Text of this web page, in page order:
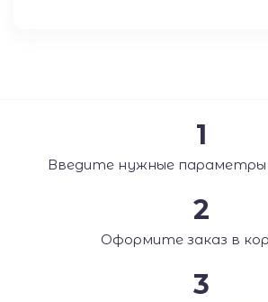
1
Введите нужные параметры
2
Оформите заказ в
3